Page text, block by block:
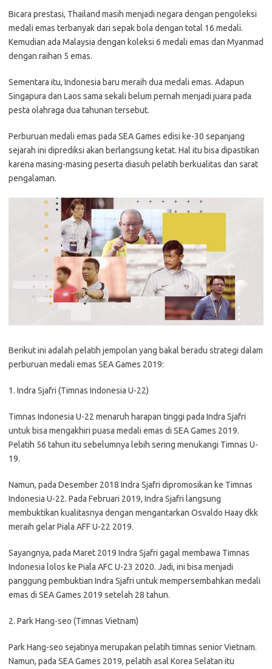
Bicara prestasi, Thailand masih menjadi negara dengan pengoleksi
medali emas terbanyak dari sepak bola dengan total 16 medali.
Kemudian ada Malaysia dengan koleksi 6 medali emas dan Myanmad
dengan raihan 5 emas.
Sementara itu, Indonesia baru meraih dua medali emas. Adapun
Singapura dan Laos sama sekali belum pernah menjadi juara pada
pesta olahraga dua tahunan tersebut.
Perburuan medali emas pada SEA Games edisi ke-30 sepanjang
sejarah ini diprediksi akan berlangsung ketat. Hal itu bisa dipastikan
karena masing-masing peserta diasuh pelatih berkualitas dan sarat
pengalaman.
Berikut ini adalah pelatih jempolan yang bakal beradu strategi dalam
perburuan medali emas SEA Games 2019:
1. Indra Sjafri (Timnas Indonesia U-22)
Timnas Indonesia U-22 menaruh harapan tinggi pada Indra Sjafri
untuk bisa mengakhiri puasa medali emas di SEA Games 2019.
Pelatih 56 tahun itu sebelumnya lebih sering menukangi Timnas U-
19.
Namun, pada Desember 2018 Indra Sjafri dipromosikan ke Timnas
Indonesia U-22. Pada Februari 2019, Indra Sjafri langsung
membuktikan kualitasnya dengan mengantarkan Osvaldo Haay dkk
meraih gelar Piala AFF U-22 2019.
Sayangnya, pada Maret 2019 Indra Sjafri gagal membawa Timnas
Indonesia lolos ke Piala AFC U-23 2020. Jadi, ini bisa menjadi
panggung pembuktian Indra Sjafri untuk mempersembahkan medali
emas di SEA Games 2019 setelah 28 tahun.
2. Park Hang-seo (Timnas Vietnam)
Park Hang-seo sejatinya merupakan pelatih timnas senior Vietnam.
Namun, pada SEA Games 2019, pelatih asal Korea Selatan itu